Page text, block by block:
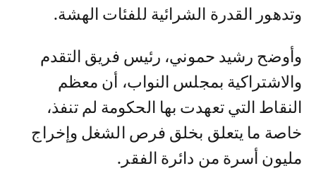
وتدهور القدرة الشرائية للفئات الهشة.
وأوضح رشيد حموني، رئيس فريق التقدم
والاشتراكية بمجلس النواب، أن معظم
النقاط التي تعهدت بها الحكومة لم تنفذ،
خاصة ما يتعلق بخلق فرص الشغل وإخراج
مليون أسرة من دائرة الفقر.